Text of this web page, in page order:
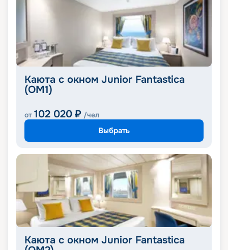
Каюта с окном Junior Fantastica
(OM1)
от 102 020 ₽ /чел
Выбрать
Каюта с окном Junior Fantastica